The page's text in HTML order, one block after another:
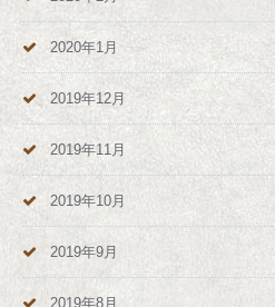
2020年1月
2019年12月
2019年11月
2019年10月
2019年9月
2019年8月